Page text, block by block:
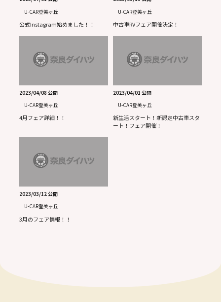
U-CAR登美ヶ丘
公式Instagram始めました！！
U-CAR登美ヶ丘
中古車RVフェア開催決定！
2023/04/08 公開
U-CAR登美ヶ丘
4月フェア詳細！！
2023/04/01 公開
U-CAR登美ヶ丘
新生活スタート！新認定中古車スタ
ート！フェア開催！
2023/03/12 公開
U-CAR登美ヶ丘
3月のフェア情報！！